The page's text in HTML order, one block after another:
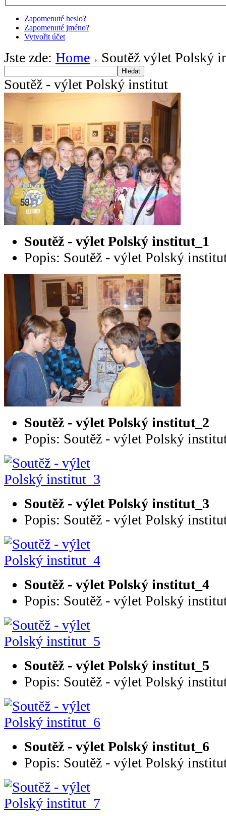
Zapomenuté heslo?
Zapomenuté jméno?
Vytvořit účet
Jste zde: Home Soutěž výlet Polský
Hledat
Soutěž - výlet Polský institut
Soutěž - výlet Polský institut_1
Popis: Soutěž - výlet Polský
Soutěž - výlet Polský institut_2
Popis: Soutěž - výlet Polský
Soutěž - výlet Polský institut_3
Popis: Soutěž - výlet Polský
Soutěž - výlet Polský institut_4
Popis: Soutěž - výlet Polský
Soutěž - výlet Polský institut_5
Popis: Soutěž - výlet Polský
Soutěž - výlet Polský institut_6
Popis: Soutěž - výlet Polský